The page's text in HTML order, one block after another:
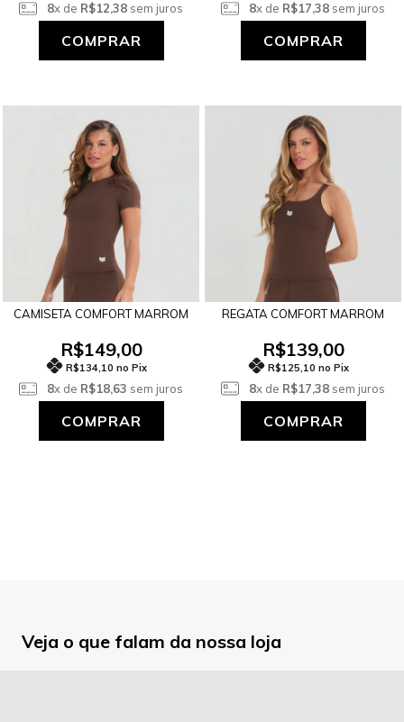
8x de R$12,38sem juros
COMPRAR
8x de R$17,38sem juros
COMPRAR
CAMISETA COMFORT MARROM
R$149,00
R$134,10 no Pix
8x de R$18,63 sem juros
COMPRAR
REGATA COMFORT MARROM
R$139,00
R$125,10 no Pix
8x de R$17,38sem juros
COMPRAR
Veja o que falam da nossa loja